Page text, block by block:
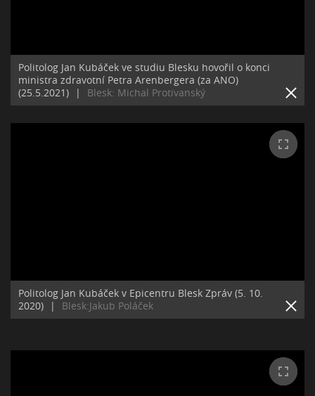
Politolog Jan Kubáček ve studiu Blesku hovořil o konci
ministra zdravotní Petra Arenbergera (za ANO)
(25.5.2021)
| Blesk: Michal Protivanský
Politolog Jan Kubáček v Epicentru Blesk Zpráv (5. 10.
2020)
| Blesk:Jakub Poláček